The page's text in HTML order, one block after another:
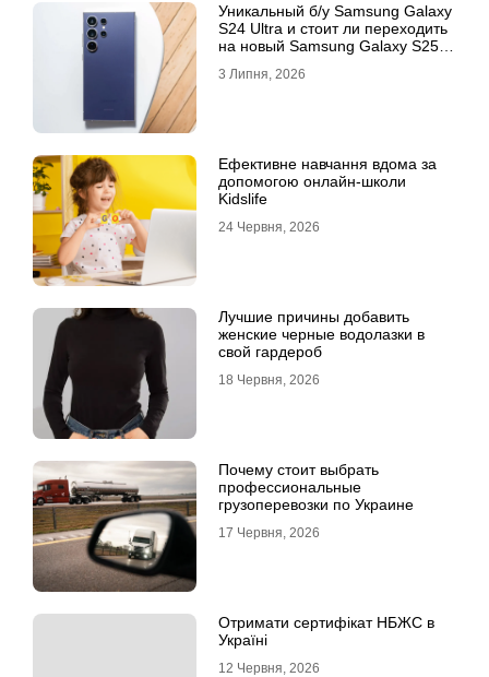
Уникальный б/у Samsung Galaxy
S24 Ultra и стоит ли переходить
на новый Samsung Galaxy S25
3 Липня, 2026
Ефективне навчання вдома за
допомогою онлайн-школи
Kidslife
24 Червня, 2026
Лучшие причины добавить
женские черные водолазки в
свой гардероб
18 Червня, 2026
Почему стоит выбрать
профессиональные
грузоперевозки по Украине
17 Червня, 2026
Отримати сертифікат НБЖС в
Україні
12 Червня, 2026